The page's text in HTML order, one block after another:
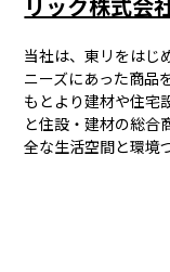
当社は、東リをはじ
ニーズにあった商品
もとより建材や住宅
と住設・建材の総合
全な生活空間と環境